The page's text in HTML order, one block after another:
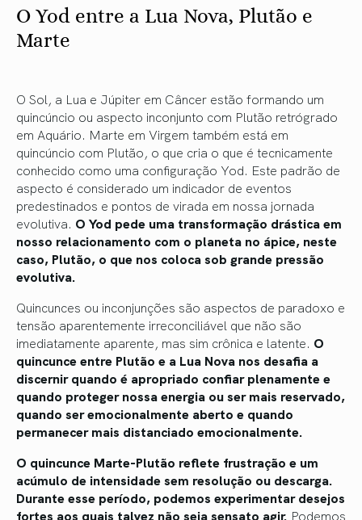
O Yod entre a Lua Nova, Plutão e
Marte
O Sol, a Lua e Júpiter em Câncer estão formando um
quincúncio ou aspecto inconjunto com Plutão retrógrado
em Aquário. Marte em Virgem também está em
quincúncio com Plutão, o que cria o que é tecnicamente
conhecido como uma configuração Yod. Este padrão de
aspecto é considerado um indicador de eventos
predestinados e pontos de virada em nossa jornada
evolutiva. O Yod pede uma transformação drástica em
nosso relacionamento com o planeta no ápice, neste
caso, Plutão, o que nos coloca sob grande pressão
evolutiva.
Quincunces ou inconjunções são aspectos de paradoxo e
tensão aparentemente irreconciliável que não são
imediatamente aparente, mas sim crônica e latente. O
quincunce entre Plutão e a Lua Nova nos desafia a
discernir quando é apropriado confiar plenamente e
quando proteger nossa energia ou ser mais reservado,
quando ser emocionalmente aberto e quando
permanecer mais distanciado emocionalmente.
O quincunce Marte-Plutão reflete frustração e um
acúmulo de intensidade sem resolução ou descarga.
Durante esse período, podemos experimentar desejos
fortes aos quais talvez não seja sensato agir. Podemos